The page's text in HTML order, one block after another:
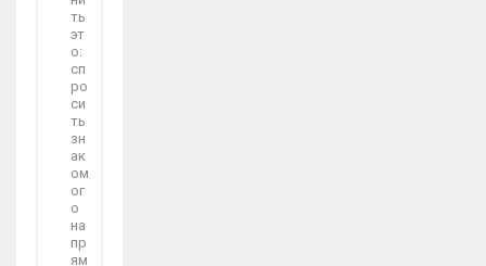
ть
эт
о:
сп
ро
си
ть
зн
ак
ом
ог
о
на
пр
ям